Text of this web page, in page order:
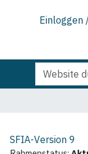
Einloggen
Website
Erweiterte
Suche…
SFIA-Version 9